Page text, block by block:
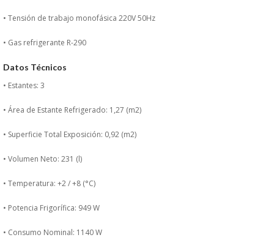
MAQUINARIA FRIA
MAQUINARIA DE LIMPIEZA
MENAJE DE COCINA
MAQUINARIA OTROS
PAPEL Y PRODUCTOS UNIUSO
VAJILLA
• Tensión de trabajo monofásica 220V 50Hz
• Gas refrigerante R-290
Datos Técnicos
• Estantes: 3
• Área de Estante Refrigerado: 1,27 (m2)
• Superficie Total Exposición: 0,92 (m2)
• Volumen Neto: 231 (l)
• Temperatura: +2 / +8 (°C)
• Potencia Frigorífica: 949 W
• Consumo Nominal: 1140 W